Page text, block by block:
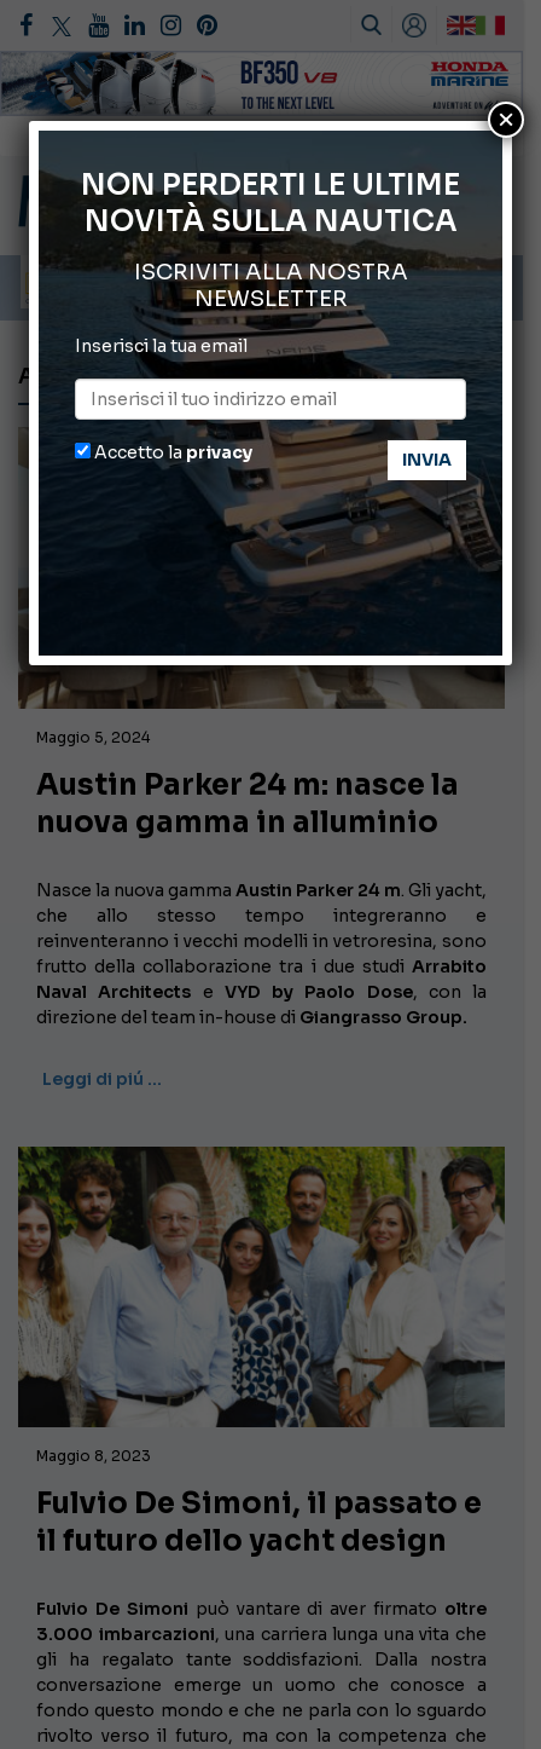
Gommoni Callegari acquisisce Geniuss
66° Salone Nautico Internazionale di Genova
Svelati i Mondiali di Wakeboard 2026
Cannes Yachting Festival 2026: tutte le novità attese a settembre
Montecristo Yachting, l’orologio per il diportista
AUSTIN PARKER
Maggio 5, 2024
Austin Parker 24 m: nasce la
nuova gamma in alluminio
Nasce la nuova gamma Austin Parker 24 m. Gli yacht,
che allo stesso tempo integreranno e
reinventeranno i vecchi modelli in vetroresina, sono
frutto della collaborazione tra i due studi Arrabito
Naval Architects e VYD by Paolo Dose, con la
direzione del team in-house di Giangrasso Group.
Leggi di piú …
Maggio 8, 2023
Fulvio De Simoni, il passato e
il futuro dello yacht design
Fulvio De Simoni può vantare di aver firmato oltre
3.000 imbarcazioni, una carriera lunga una vita che
gli ha regalato tante soddisfazioni. Dalla nostra
conversazione emerge un uomo che conosce a
fondo questo mondo e che ne parla con lo sguardo
rivolto verso il futuro, ma con la competenza che
NON PERDERTI LE ULTIME
NOVITÀ SULLA NAUTICA
ISCRIVITI ALLA NOSTRA
NEWSLETTER
Inserisci la tua email
Accetto la privacy
×